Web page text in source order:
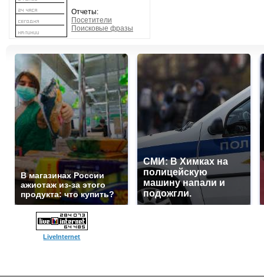
Отчеты:
Посетители
Поисковые фразы
В магазинах России
ажиотаж из-за этого
продукта: что купить?
СМИ: В Химках на
полицейскую
машину напали и
подожгли.
LiveInternet